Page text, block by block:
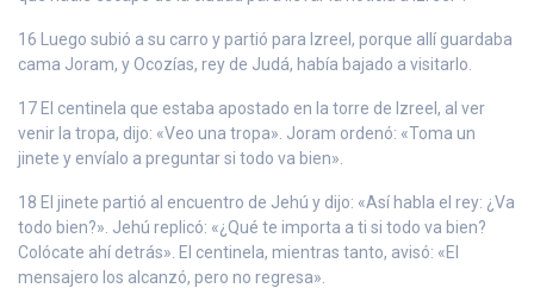
16 Luego subió a su carro y partió para Izreel, porque allí guardaba
cama Joram, y Ocozías, rey de Judá, había bajado a visitarlo.
17 El centinela que estaba apostado en la torre de Izreel, al ver
venir la tropa, dijo: «Veo una tropa». Joram ordenó: «Toma un
jinete y envíalo a preguntar si todo va bien».
18 El jinete partió al encuentro de Jehú y dijo: «Así habla el rey: ¿Va
todo bien?». Jehú replicó: «¿Qué te importa a ti si todo va bien?
Colócate ahí detrás». El centinela, mientras tanto, avisó: «El
mensajero los alcanzó, pero no regresa».